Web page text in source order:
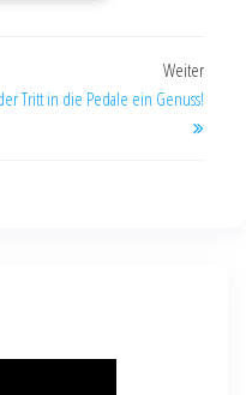
Weiter
Tritt in die Pedale ein Genuss!